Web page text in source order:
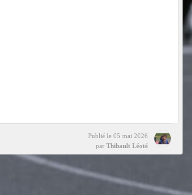
Publié le 05 mai 2026
par Thibault Léoté